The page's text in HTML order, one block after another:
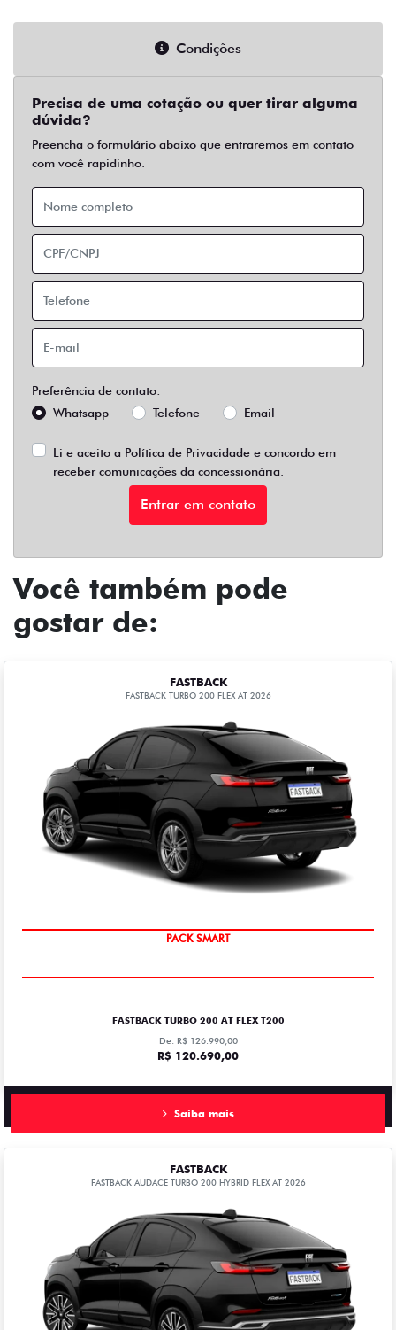
Condições
Precisa de uma cotação ou quer tirar alguma
dúvida?
Preencha o formulário abaixo que entraremos em contato
com você rapidinho.
Preferência de contato:
Whatsapp
Telefone Email
Li e aceito a Política de Privacidade e concordo em
receber comunicações da concessionária.
Entrar em contato
Você também pode
gostar de:
FASTBACK
FASTBACK TURBO 200 FLEX AT 2026
PACK SMART
FASTBACK TURBO 200 AT FLEX T200
De: R$ 126.990,00
R$ 120.690,00
Saiba mais
FASTBACK
FASTBACK AUDACE TURBO 200 HYBRID FLEX AT 2026